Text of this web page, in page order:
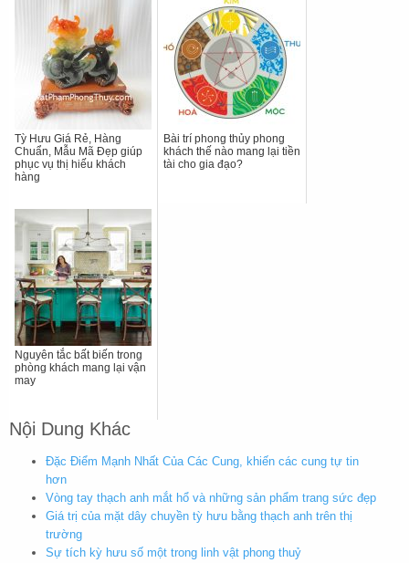
Tỳ Hưu Giá Rẻ, Hàng
Chuẩn, Mẫu Mã Đẹp giúp
phục vụ thị hiếu khách
hàng
Bài trí phong thủy phong
khách thế nào mang lại tiền
tài cho gia đạo?
Nguyên tắc bất biến trong
phòng khách mang lại vận
may
Nội Dung Khác
Đặc Điểm Mạnh Nhất Của Các Cung, khiến các cung tự tin
hơn
Vòng tay thạch anh mắt hổ và những sản phẩm trang sức đẹp
Giá trị của mặt dây chuyền tỳ hưu bằng thạch anh trên thị
trường
Sự tích kỳ hưu số một trong linh vật phong thuỷ